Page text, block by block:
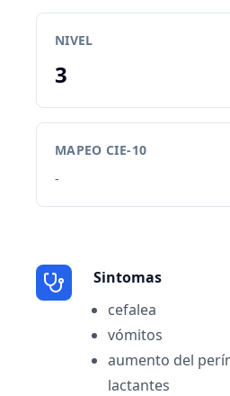
NIVEL
3
MAPEO CIE-10
-
Sintomas
cefalea
vómitos
aumento del
lactantes